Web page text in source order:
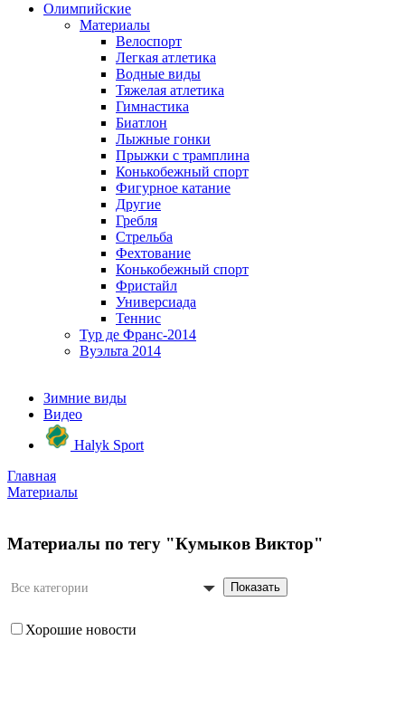
Олимпийские
Материалы
Велоспорт
Легкая атлетика
Водные виды
Тяжелая атлетика
Гимнастика
Биатлон
Лыжные гонки
Прыжки с трамплина
Конькобежный спорт
Фигурное катание
Другие
Гребля
Стрельба
Фехтование
Конькобежный спорт
Фристайл
Универсиада
Теннис
Тур де Франс-2014
Вуэльта 2014
Зимние виды
Видео
Halyk Sport
Главная
Материалы
Материалы по тегу "Кумыков Виктор"
Все категории Показать
Хорошие новости